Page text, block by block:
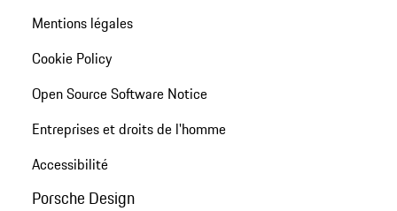
Mentions légales
Cookie Policy
Open Source Software Notice
Entreprises et droits de l'homme
Accessibilité
Porsche Design